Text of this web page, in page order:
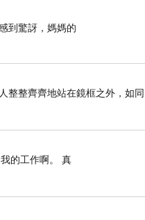
到驚訝，媽媽的
整整齊齊地站在鏡框之外，如同
的工作啊。 真